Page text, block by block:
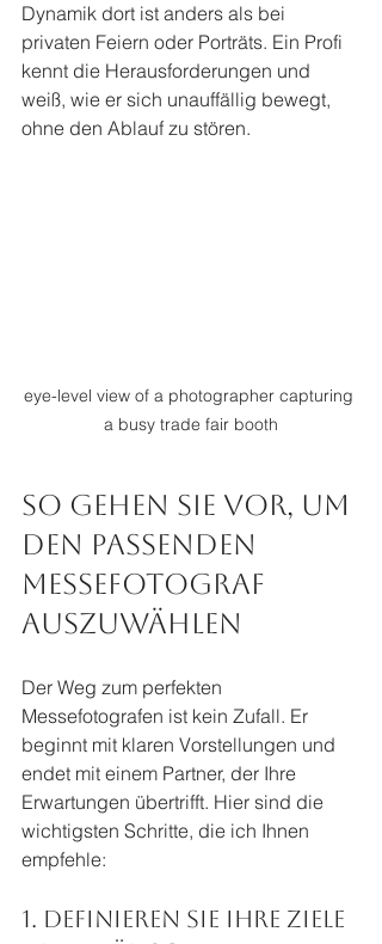
Dynamik dort ist anders als bei
privaten Feiern oder Porträts. Ein Profi
kennt die Herausforderungen und
weiß, wie er sich unauffällig bewegt,
ohne den Ablauf zu stören.
eye-level view of a photographer capturing
a busy trade fair booth
So gehen Sie vor, um
den passenden
messefotograf
auszuwählen
Der Weg zum perfekten
Messefotografen ist kein Zufall. Er
beginnt mit klaren Vorstellungen und
endet mit einem Partner, der Ihre
Erwartungen übertrifft. Hier sind die
wichtigsten Schritte, die ich Ihnen
empfehle:
1. Definieren Sie Ihre Ziele